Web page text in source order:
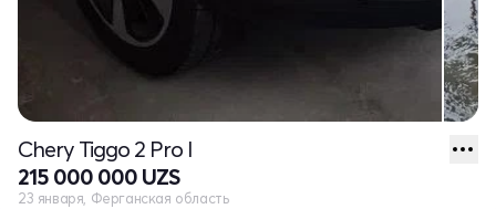
Chery Tiggo 2 Pro I
215 000 000 UZS
23 января, Ферганская область